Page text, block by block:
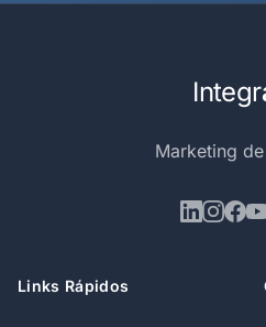
Integr
Marketing
Links Rápidos